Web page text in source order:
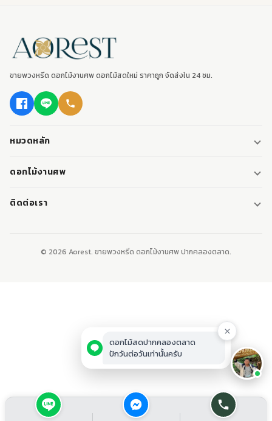
ขายพวงหรีด ดอกไม้งานศพ ดอกไม้สดใหม่ ราคาถูก จัดส่งใน 24 ชม.
หมวดหลัก
พวงหรีดมาลา
หรีดหนังสือ
ดอกไม้งานศพ
ติดต่อเรา
© 2026 Aorest. ขายพวงหรีด ดอกไม้งานศพ ปากคลองตลาด.